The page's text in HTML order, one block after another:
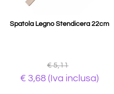
Spatola Legno Stendicera 22cm
€ 5,11
€ 3,68(Iva inclusa)